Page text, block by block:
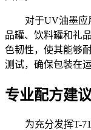
对于UV油墨应
品罐、饮料罐和礼
色韧性，使其能够
测试，确保包装在
专业配方建
为充分发挥T-